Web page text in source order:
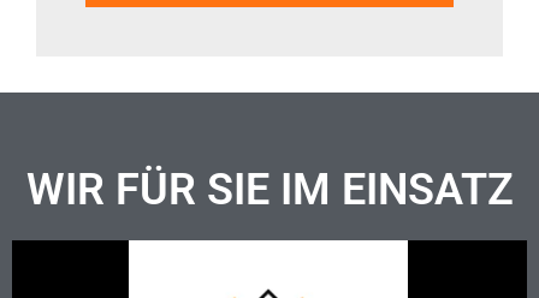
WIR FÜR SIE IM EINSATZ